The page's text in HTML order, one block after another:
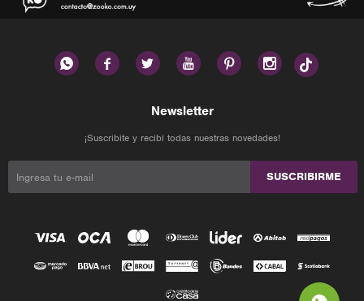
     
Newsletter
¡Suscribite y recibí todas nuestras novedades!
SUSCRIBIRME